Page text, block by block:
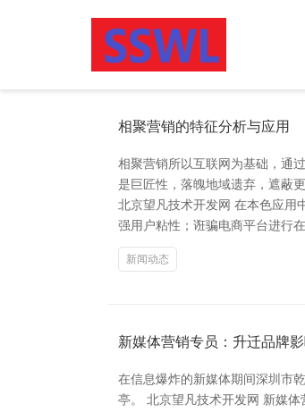
相聚营销的特征分析与应用
相聚营销所以互联网为基础，通
是巨匠性，落魄地域遗弃，遮蔽
北京望凡技术开发网 在本色应用
强用户粘性；诳骗电商平台进行
新闻动态
新媒体营销专员：升迁品牌
在信息爆炸的新媒体期间深圳市
亭。 北京望凡技术开发网 新媒